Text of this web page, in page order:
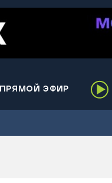
ПРЯМОЙ ЭФИР